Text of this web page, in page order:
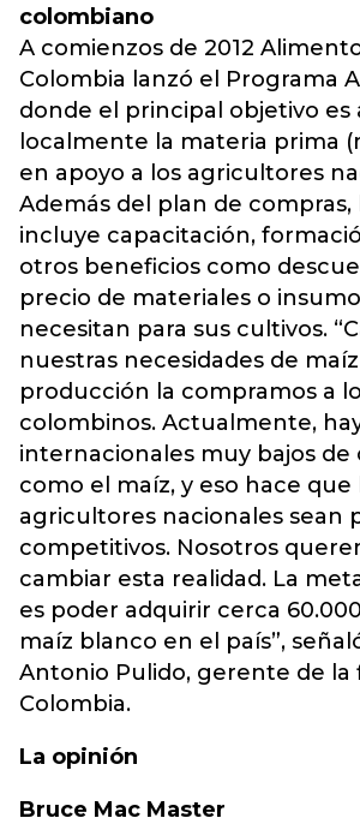
colombiano
A comienzos de 2012
Colombia lanzó el Programa
donde el principal objetivo es
localmente la materia prima
en apoyo a los agricultores
Además del plan de compras,
incluye capacitación,
otros beneficios como
precio de materiales o
necesitan para sus cultivos.
nuestras necesidades de
producción la compramos a
colombinos. Actualmente,
internacionales muy bajos de
como el maíz, y eso hace que
agricultores nacionales sean
competitivos. Nosotros
cambiar esta realidad. La
es poder adquirir cerca
maíz blanco en el país”,
Antonio Pulido, gerente de la
Colombia.
La opinión
Bruce Mac Master